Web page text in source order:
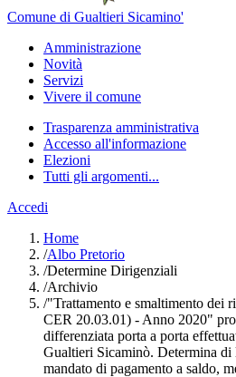
Comune di Gualtieri Sicamino'
Amministrazione
Novità
Servizi
Vivere il comune
Trasparenza amministrativa
Accesso all'informazione
Elezioni
Tutti gli argomenti...
Accedi
Home
/Albo Pretorio
/Determine Dirigenziali
/Archivio
/"Trattamento e smaltimento dei
CER 20.03.01) - Anno 2020"
differenziata porta a porta
Gualtieri Sicaminò. Determina di
mandato di pagamento a saldo,